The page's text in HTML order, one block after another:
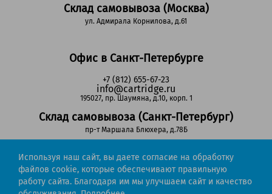
Склад самовывоза (Москва)
ул. Адмирала Корнилова, д.61
Офис в Санкт-Петербурге
+7 (812) 655-67-23
info@cartridge.ru
195027, пр. Шаумяна, д.10, корп. 1
Склад самовывоза (Санкт-Петербург)
пр-т Маршала Блюхера, д.78Б
Регионы РФ
8-800-302-51-53
Используя наш сайт, вы даете согласие на обработку
файлов cookie, которые обеспечивают правильную
работу сайта. Благодаря им мы улучшаем сайт и качество